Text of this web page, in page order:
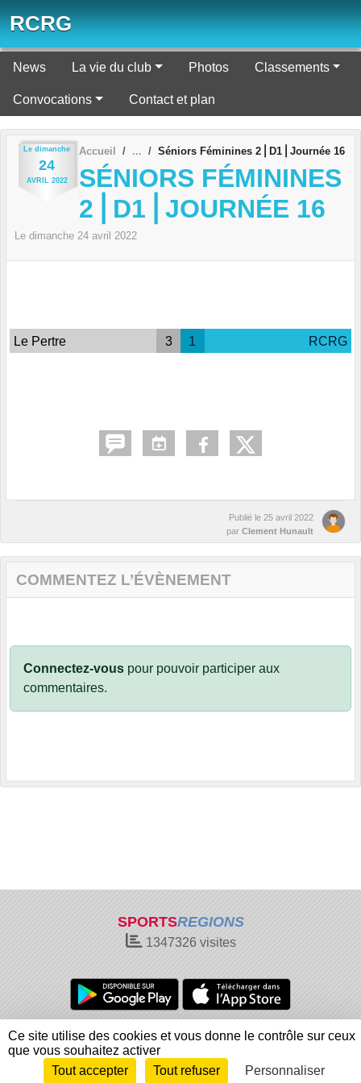
RCRG
News La vie du club Photos Classements
Convocations Contact et plan
Le dimanche
24
AVRIL 2022
Accueil Séniors Féminines 2⎪D1⎪Journée 16
SÉNIORS FÉMININES
2⎪D1⎪JOURNÉE 16
Le dimanche 24 avril 2022
Le Pertre 3 1 RCRG
Publié le 25 avril 2022
par Clement Hunault
COMMENTEZ L’ÉVÈNEMENT
Connectez-vous pour pouvoir participer aux
commentaires.
SPORTSREGIONS
1347326 visites
Charte cookies
Gestion des cookies
Informations légales
Signaler un contenu inapproprié
Envie de participer ?
Connexion
Ce site utilise des cookies et vous donne le contrôle sur ceux
que vous souhaitez activer
Tout accepter
Tout refuser Personnaliser